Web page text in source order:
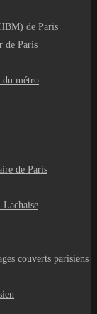
de Paris
de Paris
du métro
de Paris
Lachaise
couverts parisiens